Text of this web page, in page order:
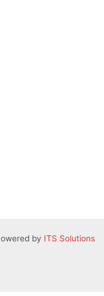
by ITS Solutions